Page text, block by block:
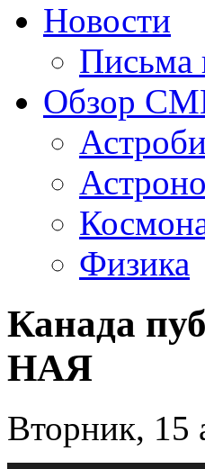
Новости
Письма
Обзор
Физика
Канада
НАЯ
Вторник, 15